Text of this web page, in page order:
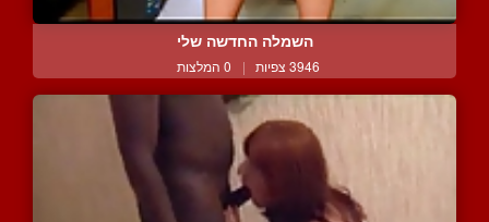
השמלה החדשה שלי
3946 צפיות | 0 המלצות